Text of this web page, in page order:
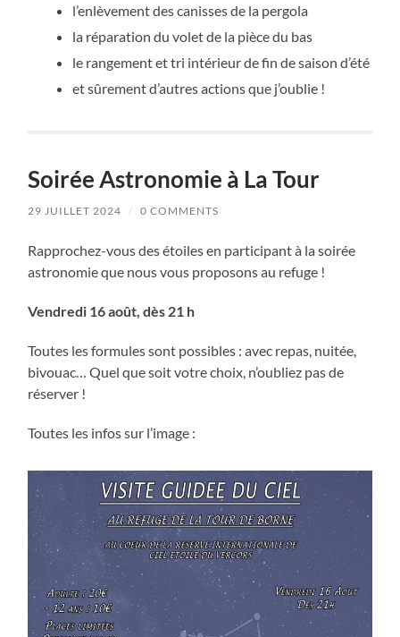
l’enlèvement des canisses de la pergola
la réparation du volet de la pièce du bas
le rangement et tri intérieur de fin de saison d’été
et sûrement d’autres actions que j’oublie !
Soirée Astronomie à La Tour
29 JUILLET 2024 / 0 COMMENTS
Rapprochez-vous des étoiles en participant à la soirée
astronomie que nous vous proposons au refuge !
Vendredi 16 août, dès 21 h
Toutes les formules sont possibles : avec repas, nuitée,
bivouac… Quel que soit votre choix, n’oubliez pas de
réserver !
Toutes les infos sur l’image :